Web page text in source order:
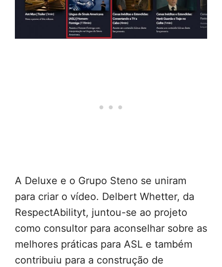
A Deluxe e o Grupo Steno se uniram
para criar o vídeo. Delbert Whetter, da
RespectAbilityt, juntou-se ao projeto
como consultor para aconselhar sobre as
melhores práticas para ASL e também
contribuiu para a construção de